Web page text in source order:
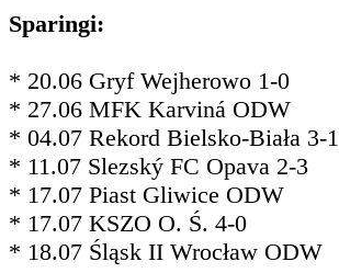
Sparingi:
* 20.06 Gryf Wejherowo 1-0
* 27.06 MFK Karviná ODW
* 04.07 Rekord Bielsko-Biała 3-1
* 11.07 Slezský FC Opava 2-3
* 17.07 Piast Gliwice ODW
* 17.07 KSZO O. Ś. 4-0
* 18.07 Śląsk II Wrocław ODW